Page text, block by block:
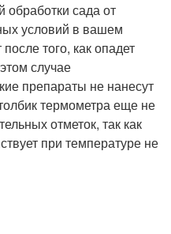
сада от
условий в вашем
того, как опадет
случае
препараты не нанесут
термометра еще не
отметок, так как
при температуре не